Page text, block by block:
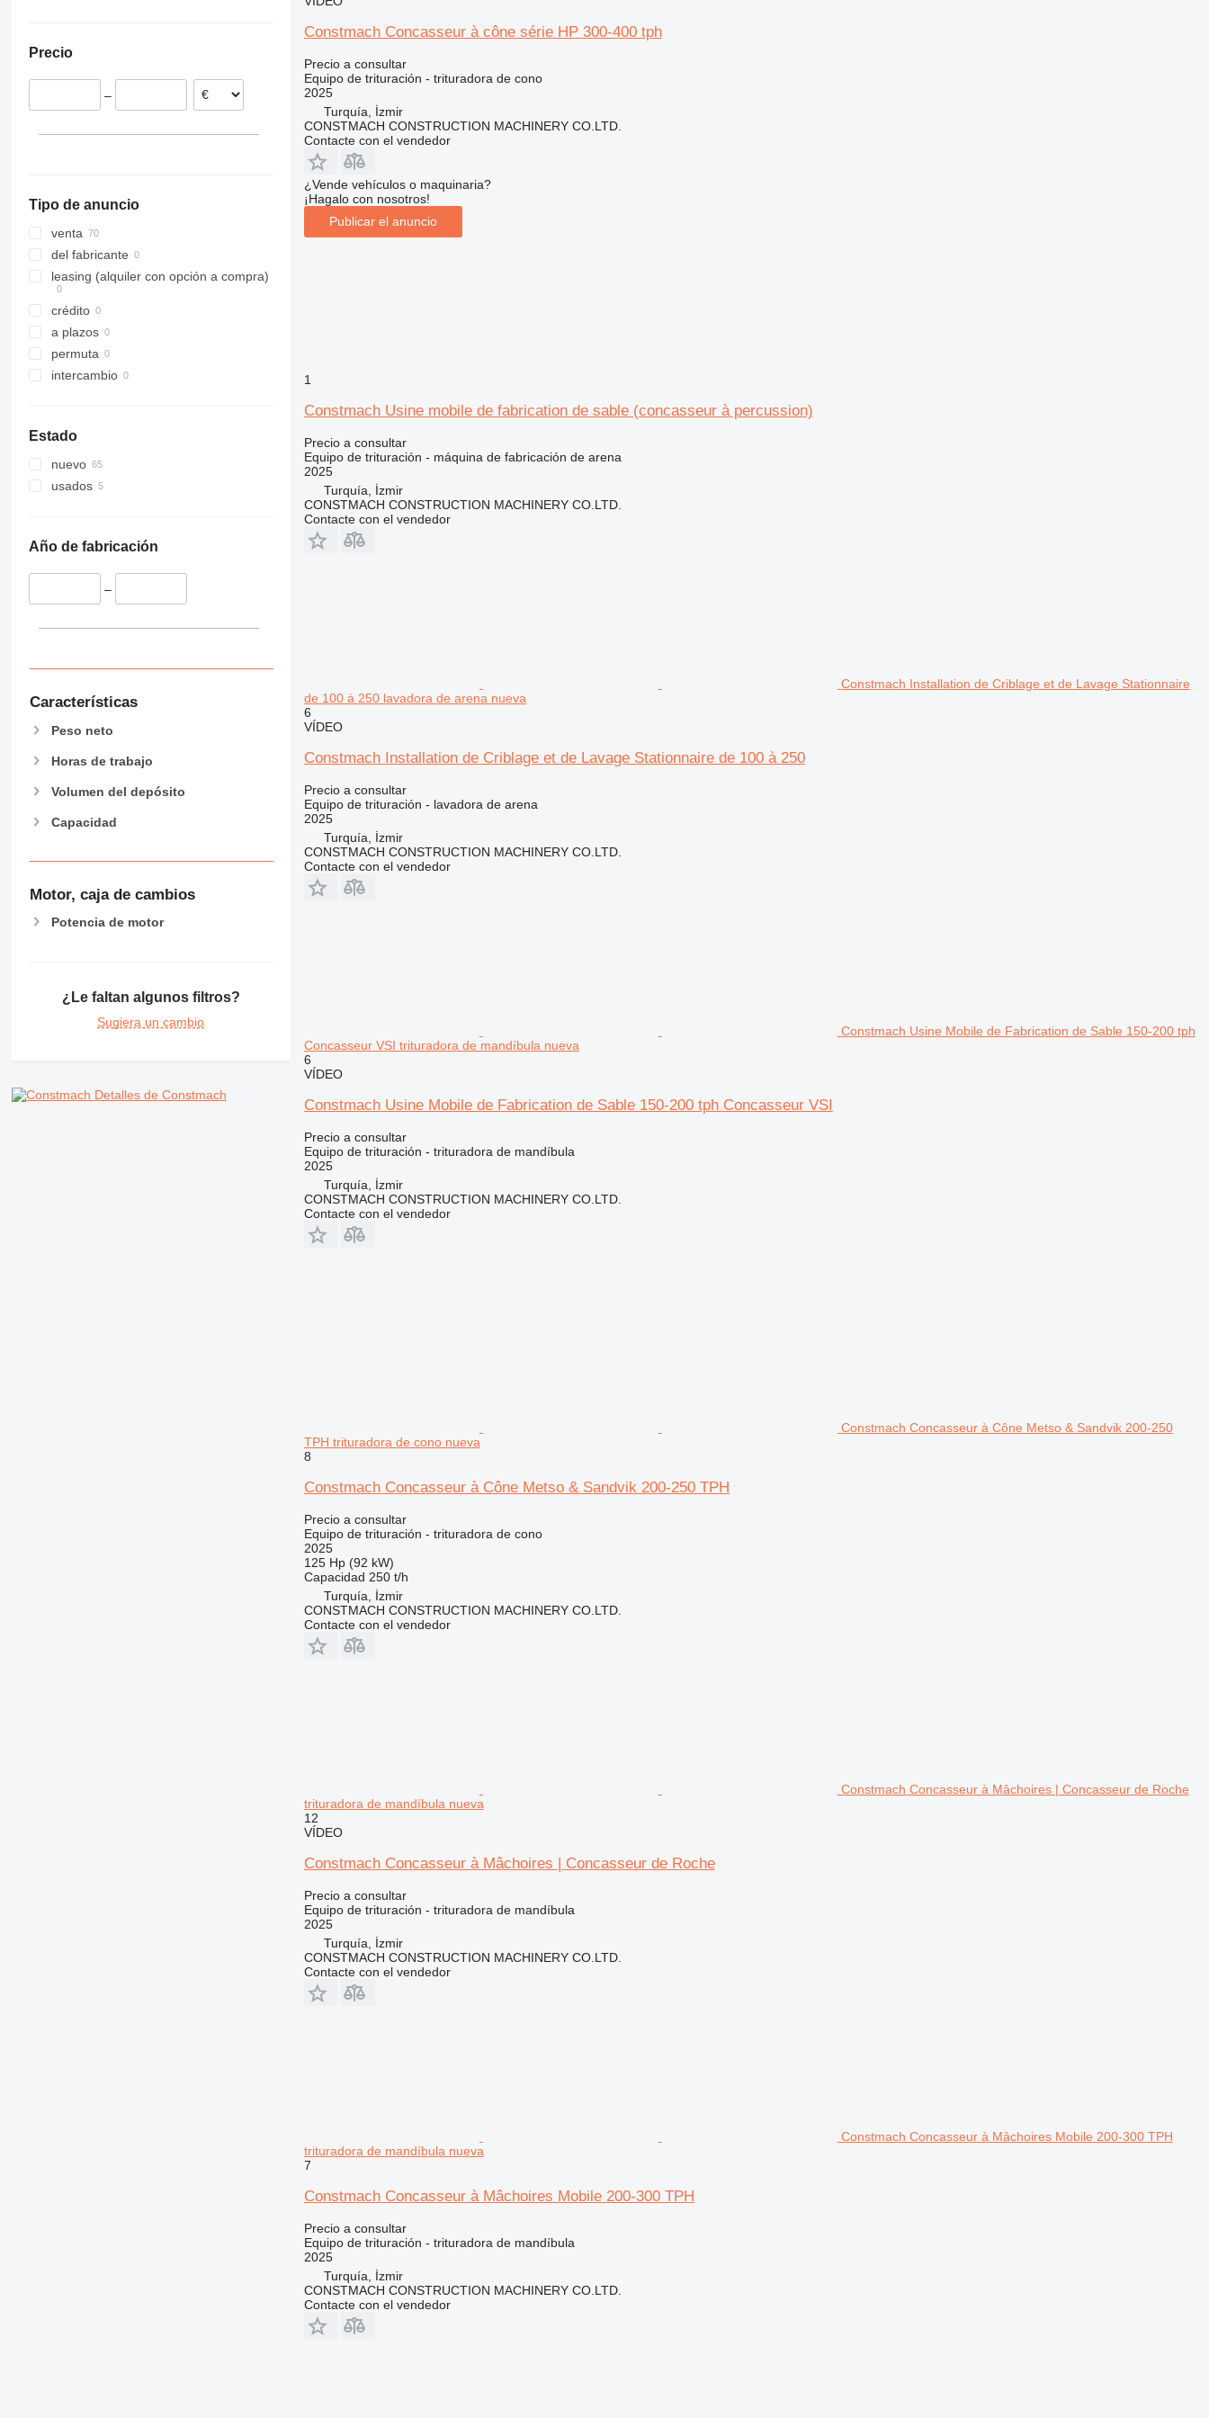
VSI
Precio
–
Tipo de anuncio
venta
del fabricante
leasing (alquiler con opción a compra)
crédito
a plazos
permuta
intercambio
Estado
nuevo
usados
Año de fabricación
–
Características
Peso neto
Horas de trabajo
Volumen del depósito
Capacidad
Motor, caja de cambios
Potencia de motor
¿Le faltan algunos filtros?
Sugiera un cambio
Detalles de Constmach
Constmach Concasseur à cône série HP 300-400 tph
Precio a consultar
Equipo de trituración - trituradora de cono
2025
Turquía, İzmir
CONSTMACH CONSTRUCTION MACHINERY CO.LTD.
Contacte con el vendedor
¿Vende vehículos o maquinaria?
¡Hagalo con nosotros!
Publicar el anuncio
1
Constmach Usine mobile de fabrication de sable (concasseur à percussion)
Precio a consultar
Equipo de trituración - máquina de fabricación de arena
2025
Turquía, İzmir
CONSTMACH CONSTRUCTION MACHINERY CO.LTD.
Contacte con el vendedor
Constmach Installation de Criblage et de Lavage Stationnaire
de 100 à 250 lavadora de arena nueva
6
VÍDEO
Constmach Installation de Criblage et de Lavage Stationnaire de 100 à 250
Precio a consultar
Equipo de trituración - lavadora de arena
2025
Turquía, İzmir
CONSTMACH CONSTRUCTION MACHINERY CO.LTD.
Contacte con el vendedor
Constmach Usine Mobile de Fabrication de Sable 150-200 tph
Concasseur VSI trituradora de mandíbula nueva
6
VÍDEO
Constmach Usine Mobile de Fabrication de Sable 150-200 tph Concasseur VSI
Precio a consultar
Equipo de trituración - trituradora de mandíbula
2025
Turquía, İzmir
CONSTMACH CONSTRUCTION MACHINERY CO.LTD.
Contacte con el vendedor
Constmach Concasseur à Cône Metso & Sandvik 200-250
TPH trituradora de cono nueva
8
Constmach Concasseur à Cône Metso & Sandvik 200-250 TPH
Precio a consultar
Equipo de trituración - trituradora de cono
2025
125 Hp (92 kW)
Capacidad 250 t/h
Turquía, İzmir
CONSTMACH CONSTRUCTION MACHINERY CO.LTD.
Contacte con el vendedor
Constmach Concasseur à Mâchoires | Concasseur de Roche
trituradora de mandíbula nueva
12
VÍDEO
Constmach Concasseur à Mâchoires | Concasseur de Roche
Precio a consultar
Equipo de trituración - trituradora de mandíbula
2025
Turquía, İzmir
CONSTMACH CONSTRUCTION MACHINERY CO.LTD.
Contacte con el vendedor
Constmach Concasseur à Mâchoires Mobile 200-300 TPH
trituradora de mandíbula nueva
7
Constmach Concasseur à Mâchoires Mobile 200-300 TPH
Precio a consultar
Equipo de trituración - trituradora de mandíbula
2025
Turquía, İzmir
CONSTMACH CONSTRUCTION MACHINERY CO.LTD.
Contacte con el vendedor